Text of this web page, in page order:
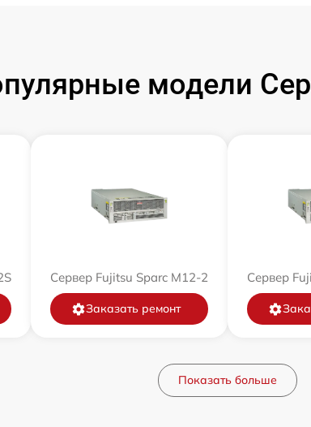
модели
Сервер Fujitsu Sparc M12-2
Заказать ремонт
Сервер
Показать больше